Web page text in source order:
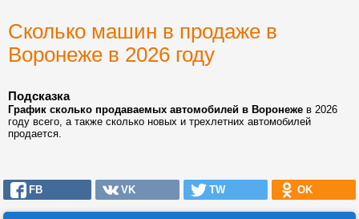
Сколько машин в продаже в
Воронеже в 2026 году
Подсказка
График сколько продаваемых автомобилей в Воронеже в 2026
году всего, а также сколько новых и трехлетних автомобилей
продается.
FB VK TW OK